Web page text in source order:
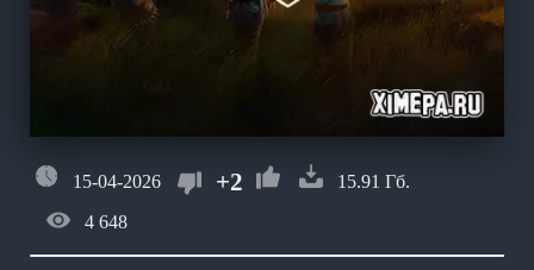
15-04-2026 +2
15.91 Гб.
4 648